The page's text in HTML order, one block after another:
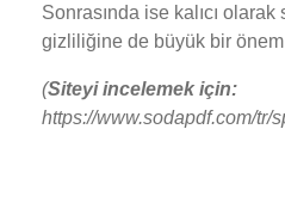
Sonrasında ise kalıcı
gizliliğine de büyük bir
(Siteyi incelemek için:
https://www.sodapdf.com/tr/